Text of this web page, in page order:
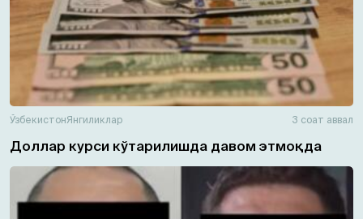
ЎзбекистонЯнгиликлар 3 соат аввал
Доллар курси кўтарилишда давом этмоқда